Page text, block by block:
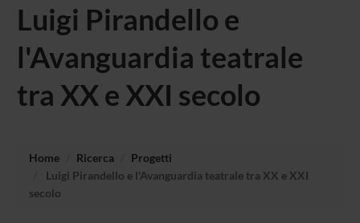
Luigi Pirandello e
l'Avanguardia teatrale
tra XX e XXI secolo
Home Ricerca
Progetti
Luigi Pirandello e l'Avanguardia teatrale tra XX e XXI
secolo